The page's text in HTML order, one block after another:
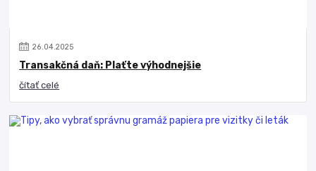
26 04 2025
Transakčná daň: Plaťte výhodnejšie
čítať celé